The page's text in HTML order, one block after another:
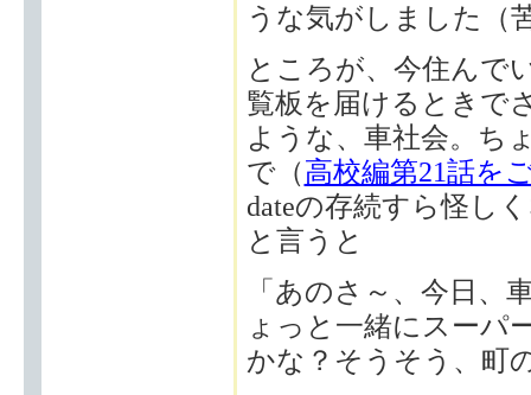
うな気がしました（
ところが、今住んで
覧板を届けるときで
ような、車社会。ち
で（高校編第21話を
dateの存続すら怪し
と言うと
「あのさ～、今日、
ょっと一緒にスーパ
かな？そうそう、町